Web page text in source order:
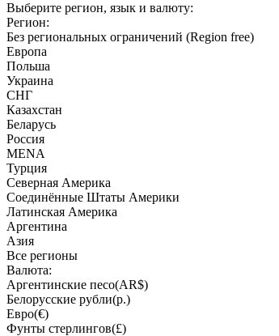
Выберите регион, язык и валюту:
Регион:
Без региональных ограничений (Region free)
Европа
Польша
Украина
СНГ
Казахстан
Беларусь
Россия
MENA
Турция
Северная Америка
Соединённые Штаты Америки
Латинская Америка
Аргентина
Азия
Все регионы
Валюта:
Аргентинские песо(AR$)
Белорусские рубли(р.)
Евро(€)
Фунты стерлингов(£)